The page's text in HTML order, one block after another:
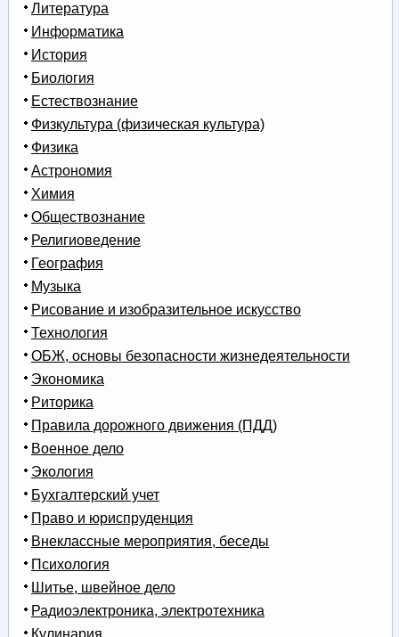
Литература
Информатика
История
Биология
Естествознание
Физкультура (физическая культура)
Физика
Астрономия
Химия
Обществознание
Религиоведение
География
Музыка
Рисование и изобразительное искусство
Технология
ОБЖ, основы безопасности жизнедеятельности
Экономика
Риторика
Правила дорожного движения (ПДД)
Военное дело
Экология
Бухгалтерский учет
Право и юриспруденция
Внеклассные мероприятия, беседы
Психология
Шитье, швейное дело
Радиоэлектроника, электротехника